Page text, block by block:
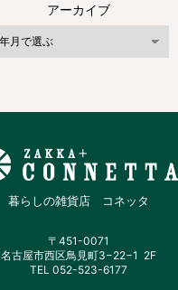
アーカイブ
暮らしの雑貨店 コネッタ
〒451-0071
名古屋市西区鳥見町3−22−1 2F
TEL 052-523-6177